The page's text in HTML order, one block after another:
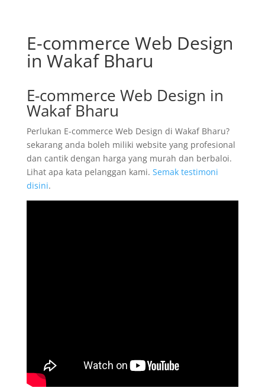
E-commerce Web Design
in Wakaf Bharu
E-commerce Web Design in
Wakaf Bharu
Perlukan E-commerce Web Design di Wakaf Bharu?
sekarang anda boleh miliki website yang profesional
dan cantik dengan harga yang murah dan berbaloi.
Lihat apa kata pelanggan kami. Semak testimoni
disini.